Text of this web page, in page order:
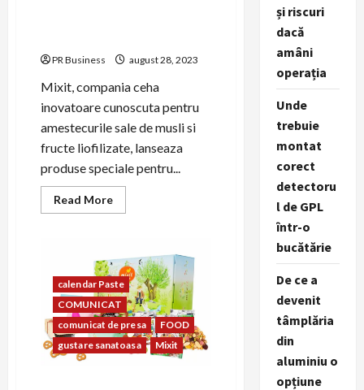
PR Business august 28, 2023
Mixit, compania ceha
inovatoare cunoscuta pentru
amestecurile sale de musli si
fructe liofilizate, lanseaza
produse speciale pentru...
Read MoreRead
more
noi
produse
si
arome
de
vara
calendar Paste
COMUNICAT
comunicat de presa
FOOD
gustare sanatoasa
Mixit
și riscuri
dacă
amâni
operația
Unde
trebuie
montat
corect
detectoru
l de GPL
într-o
bucătărie
De ce a
devenit
tâmplăria
din
aluminiu o
opțiune